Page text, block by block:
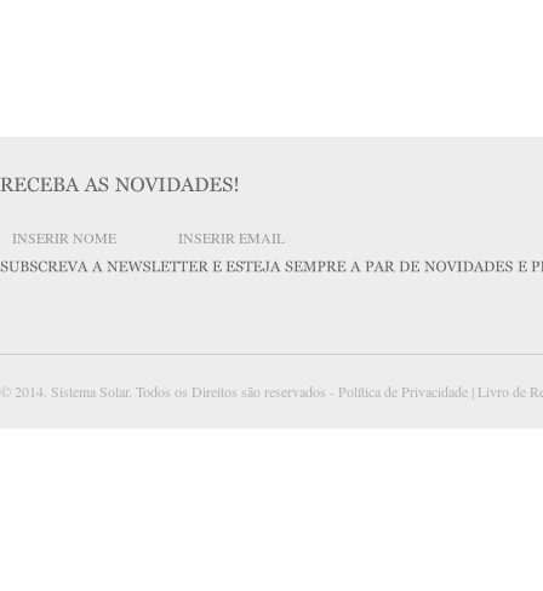
© 2014. Sistema Solar. Todos os Direitos são reservados - Política de Privacidade | Livro de